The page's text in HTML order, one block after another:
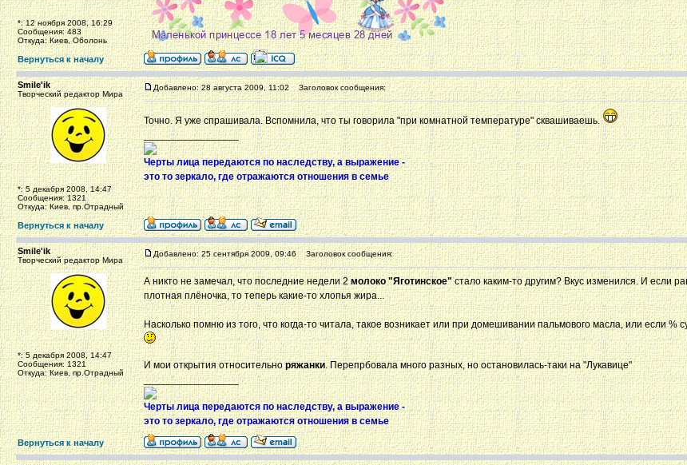
*: 12 ноября 2008, 16:29
Сообщения: 483
Откуда: Киев, Оболонь
Вернуться к началу
Smile'ik
Творческий редактор Мира
*: 5 декабря 2008, 14:47
Сообщения: 1321
Откуда: Киев, пр.Отрадный
Добавлено: 28 августа 2009, 11:02 Заголовок сообщения:
Точно. Я уже спрашивала. Вспомнила, что ты говорила "при комнатной температуре" сквашиваешь.
_________________
Черты лица передаются по наследству, а выражение -
это то зеркало, где отражаются отношения в семье
Вернуться к началу
Smile'ik
Творческий редактор Мира
*: 5 декабря 2008, 14:47
Сообщения: 1321
Откуда: Киев, пр.Отрадный
Добавлено: 25 сентября 2009, 09:46 Заголовок сообщения:
А никто не замечал, что последние недели 2молоко "Яготинское"стало каким-то другим? Вкус изменился. И если
плотная плёночка, то теперь какие-то хлопья жира...
Насколько помню из того, что когда-то читала, такое возникает или при домешивании пальмового масла, или если %
И мои открытия относительноряжанки. Перепрбовала много разных, но остановилась-таки на "Лукавице"
_________________
Черты лица передаются по наследству, а выражение -
это то зеркало, где отражаются отношения в семье
Вернуться к началу